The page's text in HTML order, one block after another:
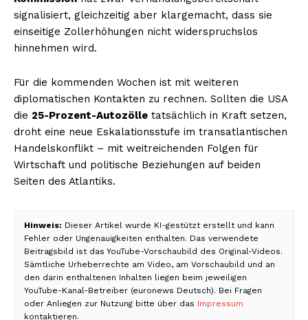
signalisiert, gleichzeitig aber klargemacht, dass sie
einseitige Zollerhöhungen nicht widerspruchslos
hinnehmen wird.
Für die kommenden Wochen ist mit weiteren
diplomatischen Kontakten zu rechnen. Sollten die USA
die 25-Prozent-Autozölle tatsächlich in Kraft setzen,
droht eine neue Eskalationsstufe im transatlantischen
Handelskonflikt – mit weitreichenden Folgen für
Wirtschaft und politische Beziehungen auf beiden
Seiten des Atlantiks.
Hinweis: Dieser Artikel wurde KI-gestützt erstellt und kann
Fehler oder Ungenauigkeiten enthalten. Das verwendete
Beitragsbild ist das YouTube-Vorschaubild des Original-Videos.
Sämtliche Urheberrechte am Video, am Vorschaubild und an
den darin enthaltenen Inhalten liegen beim jeweiligen
YouTube-Kanal-Betreiber (euronews Deutsch). Bei Fragen
oder Anliegen zur Nutzung bitte über das Impressum
kontaktieren.